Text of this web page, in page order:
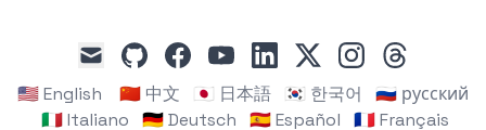
mail
githubfacebookyoutubelinkedin
x instagramthreads
🇺🇸 English 🇨🇳 中文 🇯🇵 日本語 🇰🇷 한국어
🇷🇺 русский
🇮🇹 Italiano
🇩🇪 Deutsch 🇪🇸 Español 🇫🇷 Français